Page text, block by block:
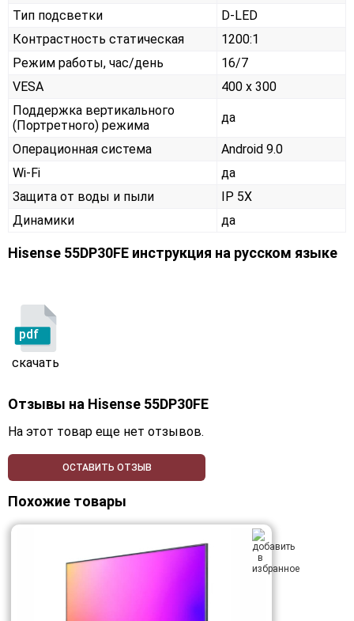
Тип подсветки
D-LED
Контрастность статическая
1200:1
Режим работы, час/день
16/7
VESA
400 x 300
Поддержка вертикального
(Портретного) режима
да
Операционная система
Android 9.0
Wi-Fi
да
Защита от воды и пыли
IP 5X
Динамики
да
Hisense 55DP30FE инструкция на русском языке
pdf
скачать
Отзывы на Hisense 55DP30FE
На этот товар еще нет отзывов.
ОСТАВИТЬ ОТЗЫВ
Похожие товары